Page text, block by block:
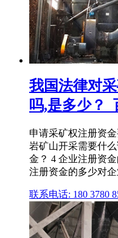
我国法律对
吗,是多少？_
申请采矿权注册资
岩矿山开采需要什
金？ 4 企业注册资
注册资金的多少对
联系电话: 180 3780